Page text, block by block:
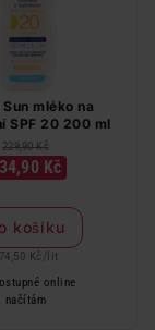
mléko na
SPF 20 200 ml
229,90 Kč
Kč
košíku
Kč / lit
online
načítám